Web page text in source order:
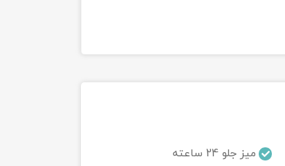
میز جلو 24 ساعته